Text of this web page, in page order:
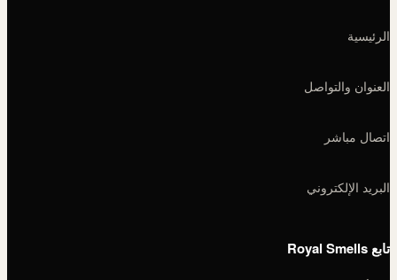
الرئيسية
العنوان والتواصل
اتصال مباشر
البريد الإلكتروني
تابع Royal Smells